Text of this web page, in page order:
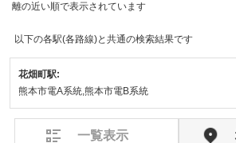
離の近い順で表示されています
以下の各駅(各路線)と共通の検索結果です
花畑町駅:
熊本市電A系統,熊本市電B系統
一覧表示